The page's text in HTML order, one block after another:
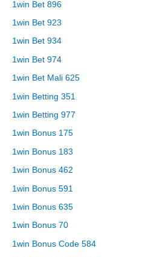
1win Bet 896
1win Bet 923
1win Bet 934
1win Bet 974
1win Bet Mali 625
1win Betting 351
1win Betting 977
1win Bonus 175
1win Bonus 183
1win Bonus 462
1win Bonus 591
1win Bonus 635
1win Bonus 70
1win Bonus Code 584